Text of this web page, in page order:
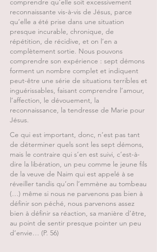
comprendre qu’elle soit excessivement
reconnaissante vis-à-vis de Jésus, parce
qu’elle a été prise dans une situation
presque incurable, chronique, de
répétition, de récidive, et on l’en a
complètement sortie. Nous pouvons
comprendre son expérience : sept démons
forment un nombre complet et indiquent
peut-être une série de situations terribles et
inguérissables, faisant comprendre l’amour,
l’affection, le dévouement, la
reconnaissance, la tendresse de Marie pour
Jésus.
Ce qui est important, donc, n’est pas tant
de déterminer quels sont les sept démons,
mais le contraire qui s’en est suivi, c’est-à-
dire la libération, un peu comme le jeune fils
de la veuve de Naim qui est appelé à se
réveiller tandis qu’on l’emmène au tombeau
(…) même si nous ne parvenons pas bien à
définir son péché, nous parvenons assez
bien à définir sa réaction, sa manière d’être,
au point de sentir presque pointer un peu
d’envie… (P. 56)